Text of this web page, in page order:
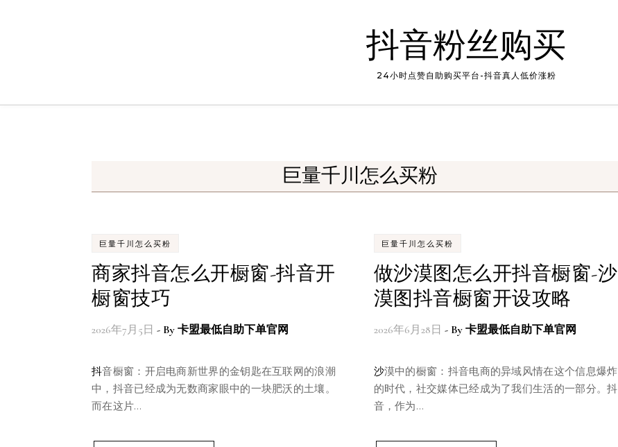
抖音粉丝购买
24小时点赞自助购买平台-抖音真人低价涨粉
巨量千川怎么买粉
巨量千川怎么买粉
商家抖音怎么开橱窗-抖音开
橱窗技巧
2026年7月5日 - By 卡盟最低自助下单官网
抖音橱窗：开启电商新世界的金钥匙在互联网的浪潮
中，抖音已经成为无数商家眼中的一块肥沃的土壤。
而在这片…
巨量千川怎么买粉
做沙漠图怎么开抖音橱窗-沙
漠图抖音橱窗开设攻略
2026年6月28日 - By 卡盟最低自助下单官网
沙漠中的橱窗：抖音电商的异域风情在这个信息爆炸
的时代，社交媒体已经成为了我们生活的一部分。抖
音，作为…